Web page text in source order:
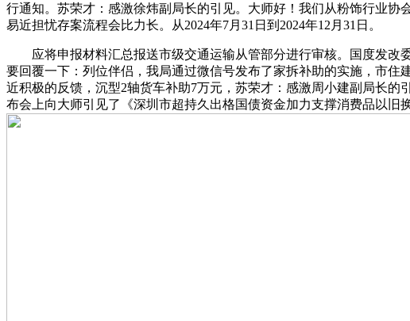
行通知。苏荣才：感激徐炜副局长的引见。大师好！我们从粉饰行业
易近担忧存案流程会比力长。从2024年7月31日到2024年12月31日。
应将申报材料汇总报送市级交通运输从管部分进行审核。国度发改
要回覆一下：列位伴侣，我局通过微信号发布了家拆补助的实施，市
近积极的反馈，沉型2轴货车补助7万元，苏荣才：感激周小建副局长
布会上向大师引见了《深圳市超持久出格国债资金加力支撑消费品以旧